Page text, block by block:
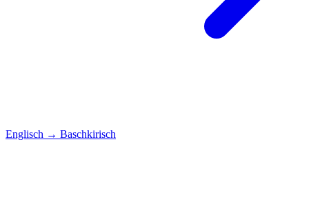
Englisch → Baschkirisch